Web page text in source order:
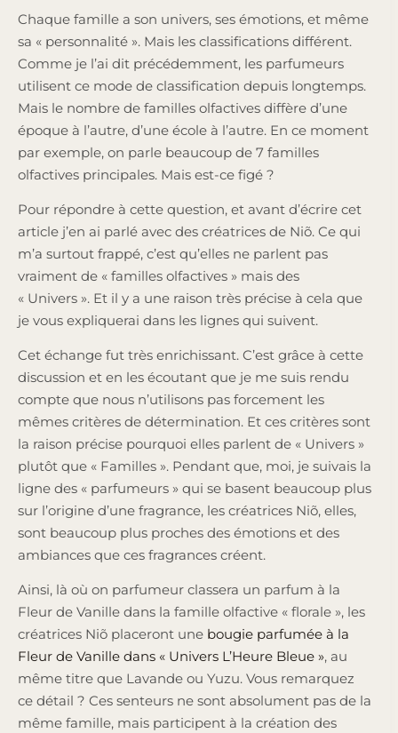
Chaque famille a son univers, ses émotions, et même
sa « personnalité ». Mais les classifications différent.
Comme je l’ai dit précédemment, les parfumeurs
utilisent ce mode de classification depuis longtemps.
Mais le nombre de familles olfactives diffère d’une
époque à l’autre, d’une école à l’autre. En ce moment
par exemple, on parle beaucoup de 7 familles
olfactives principales. Mais est-ce figé ?
Pour répondre à cette question, et avant d’écrire cet
article j’en ai parlé avec des créatrices de Niõ. Ce qui
m’a surtout frappé, c’est qu’elles ne parlent pas
vraiment de « familles olfactives » mais des
« Univers ». Et il y a une raison très précise à cela que
je vous expliquerai dans les lignes qui suivent.
Cet échange fut très enrichissant. C’est grâce à cette
discussion et en les écoutant que je me suis rendu
compte que nous n’utilisons pas forcement les
mêmes critères de détermination. Et ces critères sont
la raison précise pourquoi elles parlent de « Univers »
plutôt que « Familles ». Pendant que, moi, je suivais la
ligne des « parfumeurs » qui se basent beaucoup plus
sur l’origine d’une fragrance, les créatrices Niõ, elles,
sont beaucoup plus proches des émotions et des
ambiances que ces fragrances créent.
Ainsi, là où on parfumeur classera un parfum à la
Fleur de Vanille dans la famille olfactive « florale », les
créatrices Niõ placeront une bougie parfumée à la
Fleur de Vanille dans « Univers L’Heure Bleue », au
même titre que Lavande ou Yuzu. Vous remarquez
ce détail ? Ces senteurs ne sont absolument pas de la
même famille, mais participent à la création des